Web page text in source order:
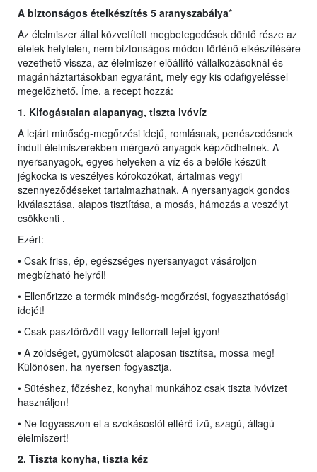
A biztonságos ételkészítés 5 aranyszabálya*
Az élelmiszer által közvetített megbetegedések döntő része az
ételek helytelen, nem biztonságos módon történő elkészítésére
vezethető vissza, az élelmiszer előállító vállalkozásoknál és
magánháztartásokban egyaránt, mely egy kis odafigyeléssel
megelőzhető. Íme, a recept hozzá:
1. Kifogástalan alapanyag, tiszta ivóvíz
A lejárt minőség-megőrzési idejű, romlásnak, penészedésnek
indult élelmiszerekben mérgező anyagok képződhetnek. A
nyersanyagok, egyes helyeken a víz és a belőle készült
jégkocka is veszélyes kórokozókat, ártalmas vegyi
szennyeződéseket tartalmazhatnak. A nyersanyagok gondos
kiválasztása, alapos tisztítása, a mosás, hámozás a veszélyt
csökkenti .
Ezért:
• Csak friss, ép, egészséges nyersanyagot vásároljon
megbízható helyről!
• Ellenőrizze a termék minőség-megőrzési, fogyaszthatósági
idejét!
• Csak pasztőrözött vagy felforralt tejet igyon!
• A zöldséget, gyümölcsöt alaposan tisztítsa, mossa meg!
Különösen, ha nyersen fogyasztja.
• Sütéshez, főzéshez, konyhai munkához csak tiszta ivóvizet
használjon!
• Ne fogyasszon el a szokásostól eltérő ízű, szagú, állagú
élelmiszert!
2. Tiszta konyha, tiszta kéz